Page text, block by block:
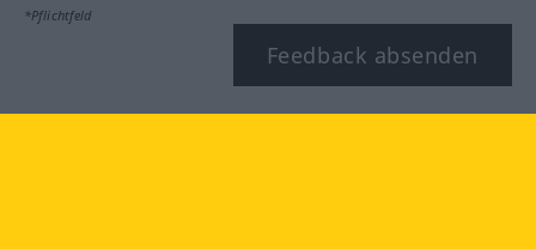
*Pflichtfeld
Feedback absenden